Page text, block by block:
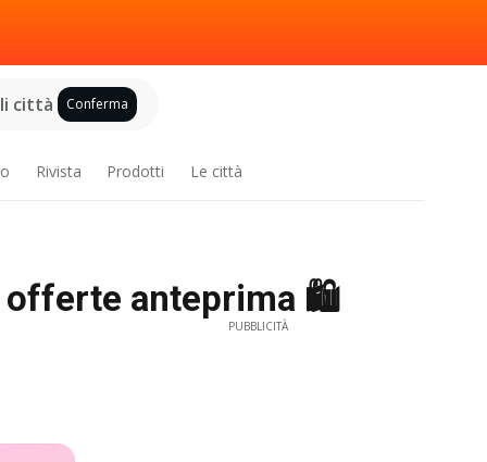
città Conferma
Rivista Prodotti Le città
offerte anteprima 🛍️
PUBBLICITÀ